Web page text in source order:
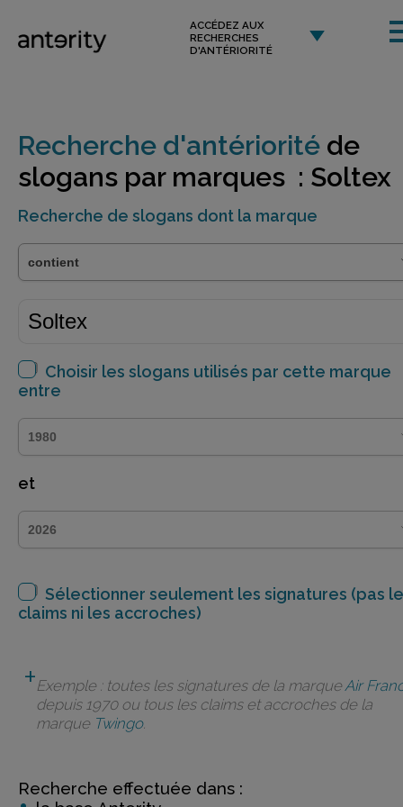
ACCÉDEZ AUX
RECHERCHES
D'ANTÉRIORITÉ
Recherche d'antériorité de
slogans par marques : Soltex
Recherche de slogans dont la marque
Choisir les slogans utilisés par cette marque
entre
et
Sélectionner seulement les signatures (pas
claims ni les accroches)
Exemple : toutes les signatures de la marqueAir
depuis 1970 ou tous les claims et accroches de la
marque Twingo.
Recherche effectuée dans :